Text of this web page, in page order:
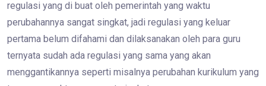
regulasi yang di buat oleh pemerintah yang waktu
perubahannya sangat singkat, jadi regulasi yang keluar
pertama belum difahami dan dilaksanakan oleh para guru
ternyata sudah ada regulasi yang sama yang akan
menggantikannya seperti misalnya perubahan kurikulum yang